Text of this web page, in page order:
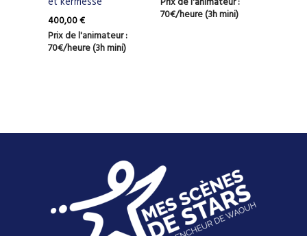
400,00€
Prix de l'animateur :
70€/heure (3h mini)
70€/heure (3h mini)